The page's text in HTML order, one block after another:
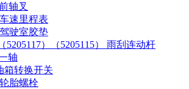
轴叉
速里程表
驶室胶垫
5205117）（5205115） 雨刮连动杆
轴
箱转换开关
胎螺栓